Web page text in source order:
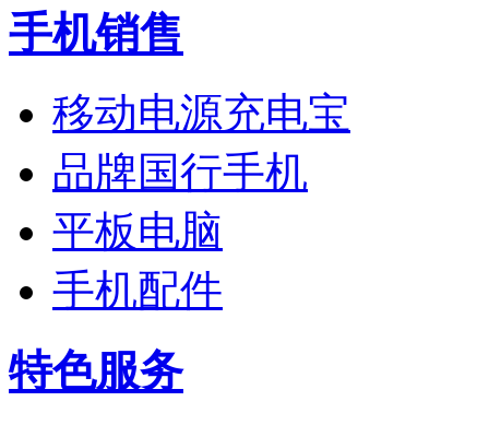
手机销售
移动电源充电宝
品牌国行手机
平板电脑
手机配件
特色服务